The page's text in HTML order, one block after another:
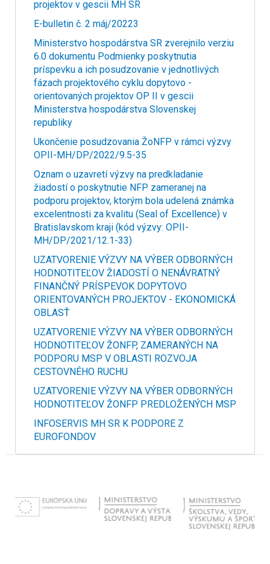
projektov v gescii MH SR
E-bulletin č. 2 máj/20223
Ministerstvo hospodárstva SR zverejnilo verziu
6.0 dokumentu Podmienky poskytnutia
príspevku a ich posudzovanie v jednotlivých
fázach projektového cyklu dopytovo -
orientovaných projektov OP II v gescii
Ministerstva hospodárstva Slovenskej
republiky
Ukončenie posudzovania ŽoNFP v rámci výzvy
OPII-MH/DP/2022/9.5-35
Oznam o uzavretí výzvy na predkladanie
žiadostí o poskytnutie NFP zameranej na
podporu projektov, ktorým bola udelená známka
excelentnosti za kvalitu (Seal of Excellence) v
Bratislavskom kraji (kód výzvy: OPII-
MH/DP/2021/12.1-33)
UZATVORENIE VÝZVY NA VÝBER ODBORNÝCH
HODNOTITEĽOV ŽIADOSTÍ O NENÁVRATNÝ
FINANČNÝ PRÍSPEVOK DOPYTOVO
ORIENTOVANÝCH PROJEKTOV - EKONOMICKÁ
OBLASŤ
UZATVORENIE VÝZVY NA VÝBER ODBORNÝCH
HODNOTITEĽOV ŽONFP, ZAMERANÝCH NA
PODPORU MSP V OBLASTI ROZVOJA
CESTOVNÉHO RUCHU
UZATVORENIE VÝZVY NA VÝBER ODBORNÝCH
HODNOTITEĽOV ŽONFP PREDLOŽENÝCH MSP
INFOSERVIS MH SR K PODPORE Z
EUROFONDOV